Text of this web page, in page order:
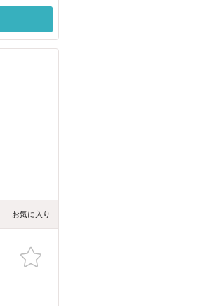
お気に入り